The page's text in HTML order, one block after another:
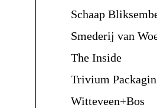
Schaap
Smederij van
The Inside
Trivium
Witteveen+Bos